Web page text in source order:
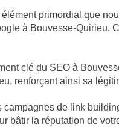
primordial que
à Bouvesse-Quirieu.
clé du SEO à
renforçant ainsi sa
campagnes de link
bâtir la réputation de